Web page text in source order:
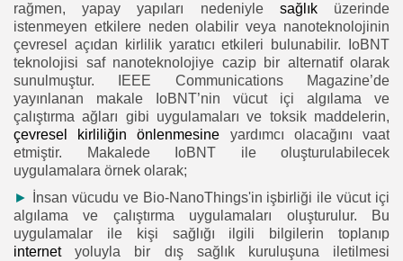
rağmen, yapay yapıları nedeniyle sağlık
üzerinde
istenmeyen etkilere neden olabilir veya nanoteknolojinin
çevresel açıdan kirlilik yaratıcı etkileri bulunabilir. IoBNT
teknolojisi saf nanoteknolojiye cazip bir alternatif olarak
sunulmuştur. IEEE Communications Magazine’de
yayınlanan makale IoBNT’nin vücut içi algılama ve
çalıştırma ağları gibi uygulamaları ve toksik maddelerin,
çevresel kirliliğin önlenmesine yardımcı olacağını vaat
etmiştir. Makalede IoBNT ile oluşturulabilecek
uygulamalara örnek olarak;
►
İnsan vücudu ve Bio-NanoThings'in işbirliği ile vücut içi
algılama ve çalıştırma uygulamaları oluşturulur. Bu
uygulamalar ile kişi sağlığı ilgili bilgilerin toplanıp
internet
yoluyla bir dış sağlık kuruluşuna iletilmesi